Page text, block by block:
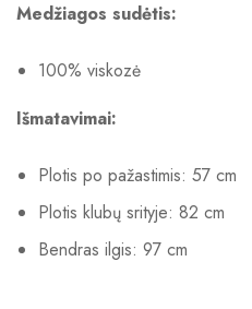
Medžiagos sudėtis:
100% viskozė
Išmatavimai:
Plotis po pažastimis: 57 cm
Plotis klubų srityje: 82 cm
Bendras ilgis: 97 cm